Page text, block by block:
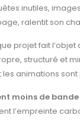
inutiles,
ralentit son
projet fait l’objet
structuré et
les animations
moins de
l’empreinte